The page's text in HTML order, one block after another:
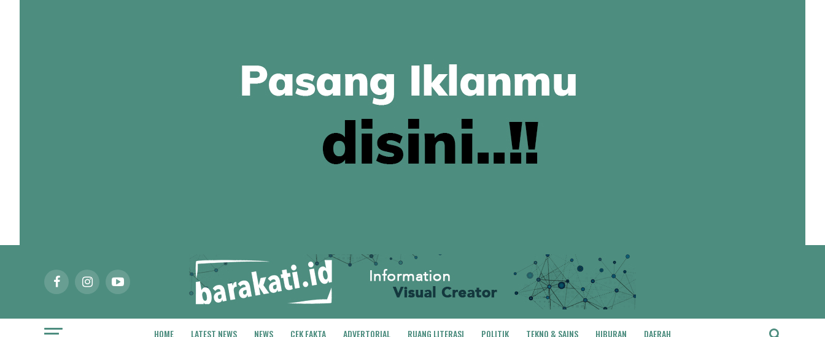
HOME LATEST NEWS NEWS CEK FAKTA ADVERTORIAL RUANG LITERASI POLITIK TEKNO & SAINS HIBURAN DAERAH